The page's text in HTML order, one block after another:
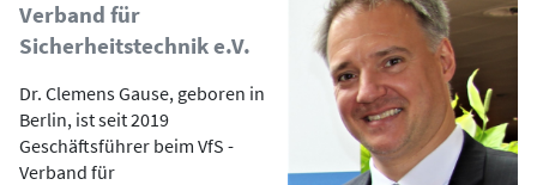
Verband für
Sicherheitstechnik e.V.
Dr. Clemens Gause, geboren in
Berlin, ist seit 2019
Geschäftsführer beim VfS -
Verband für